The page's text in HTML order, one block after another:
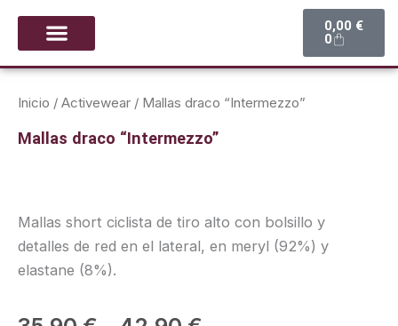
0,00 €
0
Carrito
Inicio / Activewear / Mallas draco “Intermezzo”
Mallas draco “Intermezzo”
Mallas short ciclista de tiro alto con bolsillo y
detalles de red en el lateral, en meryl (92%) y
elastane (8%).